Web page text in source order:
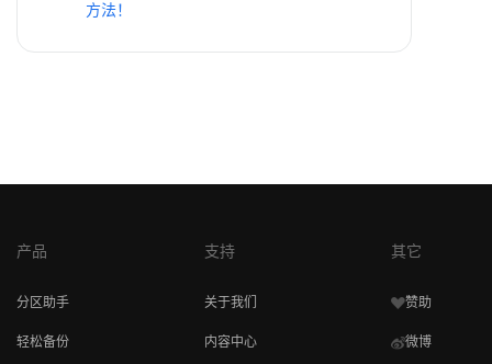
方法！
产品
分区助手
轻松备份
支持
关于我们
内容中心
其它
赞助
微博